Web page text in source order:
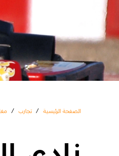
الصفحة الرئيسية / تجارب /